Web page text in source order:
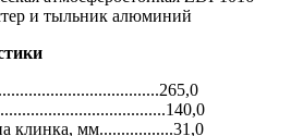
и тыльник алюминий
клинка, мм.................31,0